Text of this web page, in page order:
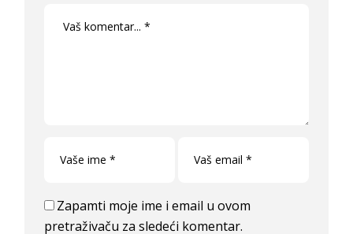
Zapamti moje ime i email u ovom
pretraživaču za sledeći komentar.